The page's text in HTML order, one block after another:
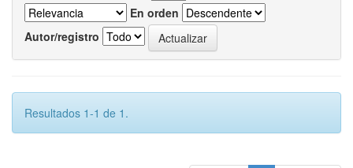
En orden
Autor/registro
Resultados 1-1 de 1.